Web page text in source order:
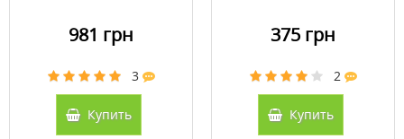
981 грн
3
Купить
375 грн
2
Купить